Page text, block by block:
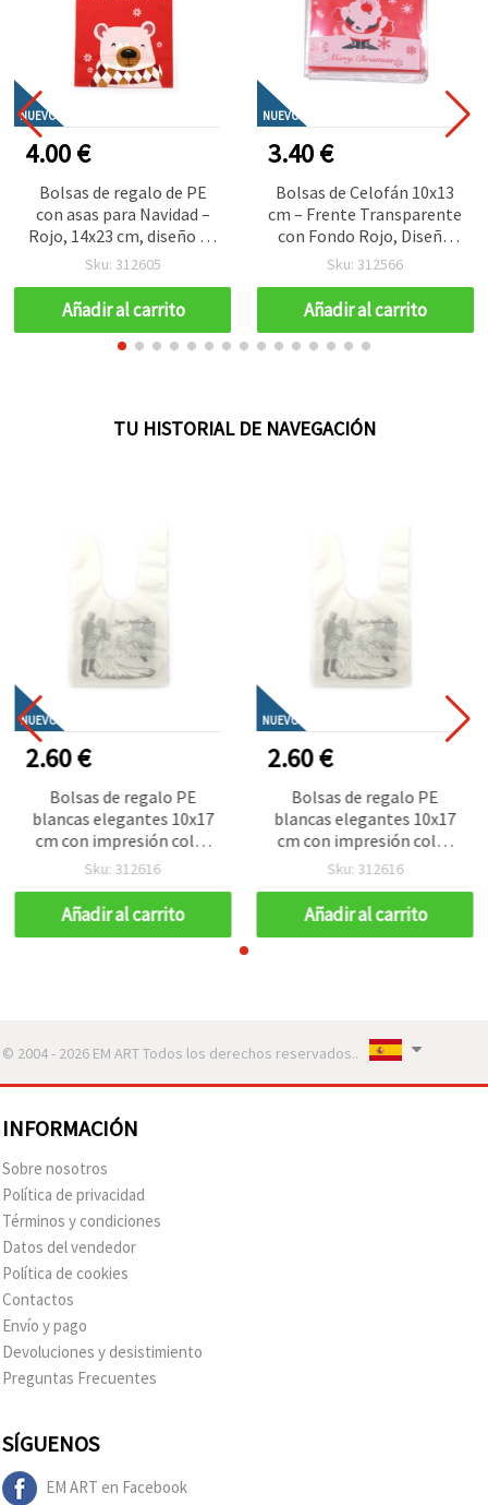
NUEVO
4.00 €
Bolsas de regalo de PE
con asas para Navidad –
Rojo, 14x23 cm, diseño de
oso blanco con bufanda –
Sku: 312605
Añadir al carrito
NUEVO
3.40 €
Bolsas de Celofán 10x13
cm – Frente Transparente
con Fondo Rojo, Diseño
“Feliz Navidad” de Papá
Pack de 100
Sku: 312566
Añadir al carrito
TU HISTORIAL DE NAVEGACIÓN
NUEVO
2.60 €
Bolsas de regalo PE
blancas elegantes 10x17
cm con impresión color
plata y diseño de novios
Pack de 50
Sku: 312616
Añadir al carrito
NUEVO
2.60 €
Bolsas de regalo PE
blancas elegantes 10x17
cm con impresión color
plata y diseño de novios
Pack de 50
Sku: 312616
Añadir al carrito
© 2004 - 2026 EM ART Todos los derechos reservados..
INFORMACIÓN
Sobre nosotros
Política de privacidad
Términos y condiciones
Datos del vendedor
Política de cookies
Contactos
Envío y pago
Devoluciones y desistimiento
Preguntas Frecuentes
SÍGUENOS
EM ART en Facebook